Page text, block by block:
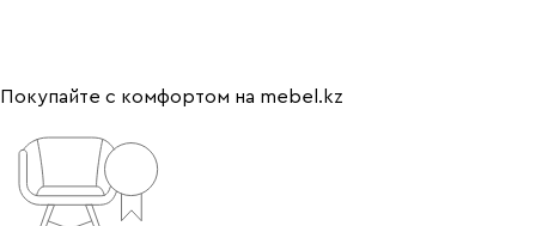
Покупайте с комфортом на mebel.kz